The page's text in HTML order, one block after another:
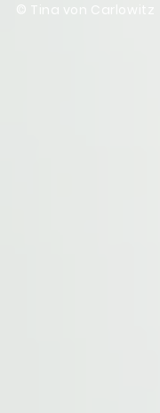
© Tina von Carlowitz